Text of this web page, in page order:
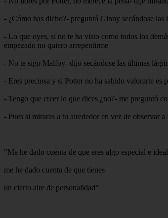
- ¿Cómo has dicho?- preguntó Ginny secándose las
- Lo que oyes, si no te ha visto como todos los
empezado no quiero arrepentirme
- No te sigo Malfoy- dijo secándose las últimas
- Eres preciosa y si Potter no ha sabido valorarte
- Tengo que creer lo que dices ¿no?- me preguntó
- Pues si miraras a tu alrededor en vez de observar
"Me he dado cuenta de que eres algo especial e ideal
me he dado cuenta de que tienes
un cierto aire de personalidad"